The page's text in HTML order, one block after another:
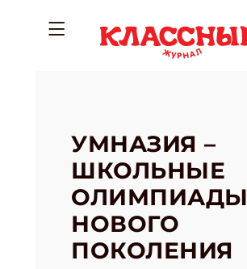
УМНАЗИЯ –
ШКОЛЬНЫЕ
ОЛИМПИАДЫ
НОВОГО
ПОКОЛЕНИЯ